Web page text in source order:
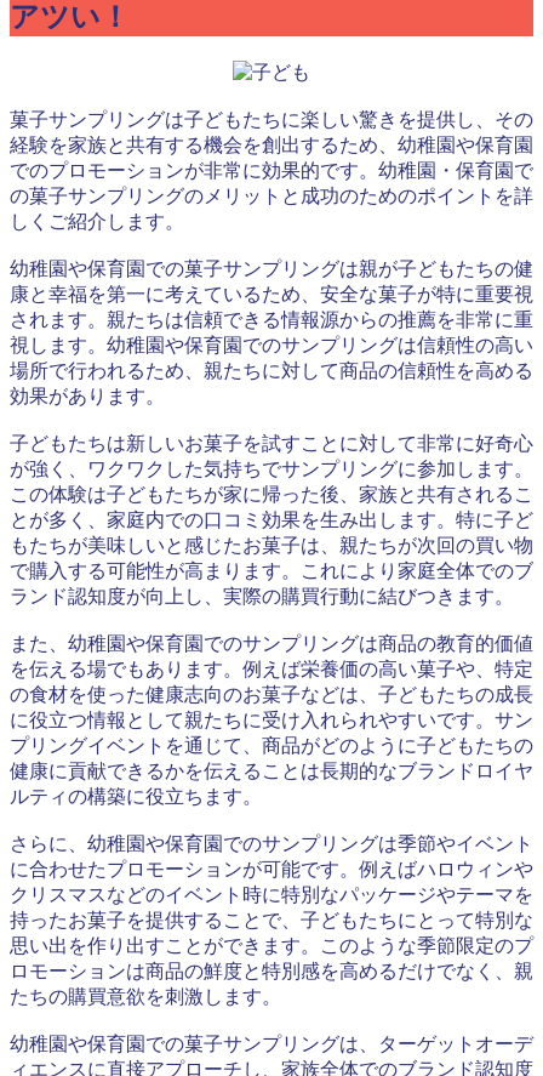
アツい！
菓子サンプリングは子どもたちに楽しい驚きを提供し、その
経験を家族と共有する機会を創出するため、幼稚園や保育園
でのプロモーションが非常に効果的です。幼稚園・保育園で
の菓子サンプリングのメリットと成功のためのポイントを詳
しくご紹介します。
幼稚園や保育園での菓子サンプリングは親が子どもたちの健
康と幸福を第一に考えているため、安全な菓子が特に重要視
されます。親たちは信頼できる情報源からの推薦を非常に重
視します。幼稚園や保育園でのサンプリングは信頼性の高い
場所で行われるため、親たちに対して商品の信頼性を高める
効果があります。
子どもたちは新しいお菓子を試すことに対して非常に好奇心
が強く、ワクワクした気持ちでサンプリングに参加します。
この体験は子どもたちが家に帰った後、家族と共有されるこ
とが多く、家庭内での口コミ効果を生み出します。特に子ど
もたちが美味しいと感じたお菓子は、親たちが次回の買い物
で購入する可能性が高まります。これにより家庭全体でのブ
ランド認知度が向上し、実際の購買行動に結びつきます。
また、幼稚園や保育園でのサンプリングは商品の教育的価値
を伝える場でもあります。例えば栄養価の高い菓子や、特定
の食材を使った健康志向のお菓子などは、子どもたちの成長
に役立つ情報として親たちに受け入れられやすいです。サン
プリングイベントを通じて、商品がどのように子どもたちの
健康に貢献できるかを伝えることは長期的なブランドロイヤ
ルティの構築に役立ちます。
さらに、幼稚園や保育園でのサンプリングは季節やイベント
に合わせたプロモーションが可能です。例えばハロウィンや
クリスマスなどのイベント時に特別なパッケージやテーマを
持ったお菓子を提供することで、子どもたちにとって特別な
思い出を作り出すことができます。このような季節限定のプ
ロモーションは商品の鮮度と特別感を高めるだけでなく、親
たちの購買意欲を刺激します。
幼稚園や保育園での菓子サンプリングは、ターゲットオーデ
ィエンスに直接アプローチし、家族全体でのブランド認知度